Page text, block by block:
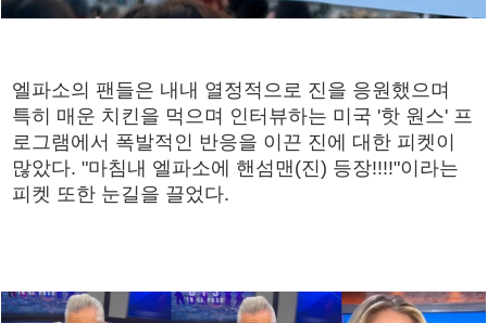
엘파소의 팬들은 내내 열정적으로 진을 응원했으며
특히 매운 치킨을 먹으며 인터뷰하는 미국 '핫 원스' 프
로그램에서 폭발적인 반응을 이끈 진에 대한 피켓이
많았다. "마침내 엘파소에 핸섬맨(진) 등장!!!!"이라는
피켓 또한 눈길을 끌었다.